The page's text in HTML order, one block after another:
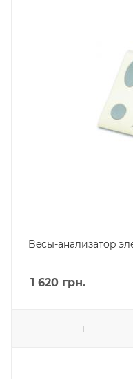
Becы-aнaлизaтop
1 620 грн.